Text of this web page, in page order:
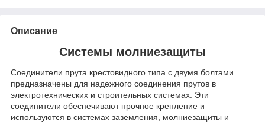
Описание
Системы молниезащиты
Соединители прута крестовидного типа с двумя болтами
предназначены для надежного соединения прутов в
электротехнических и строительных системах. Эти
соединители обеспечивают прочное крепление и
используются в системах заземления, молниезащиты и